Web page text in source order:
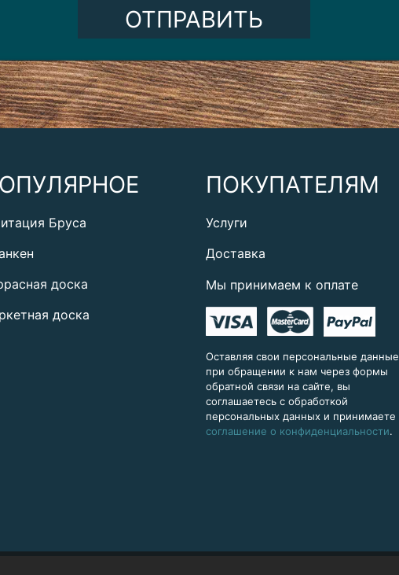
ОТПРАВИТЬ
Бруса
доска
доска
ПОКУПАТЕЛЯМ
Услуги
Доставка
Мы принимаем к оплате
Оставляя свои персональные данные
при обращении к нам через формы
обратной связи на сайте, вы
соглашаетесь с обработкой
персональных данных и принимаете
соглашение о конфиденциальности.